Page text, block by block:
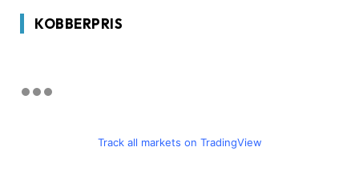
KOBBERPRIS
Track all markets on TradingView